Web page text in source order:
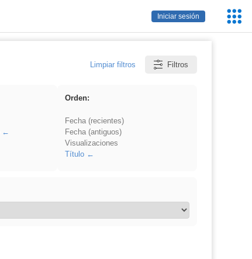
Iniciar sesión
Limpiar filtros Filtros
Orden:
Fecha (recientes)
Fecha (antiguos)
Visualizaciones
Título